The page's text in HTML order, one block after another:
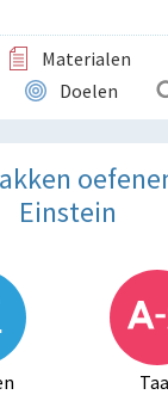
Materialen
Doelen
Einstein